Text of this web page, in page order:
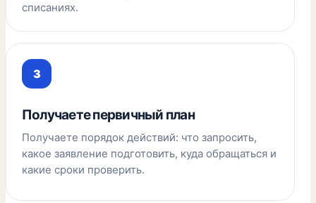
списаниях.
Получаете первичный план
Получаете порядок действий: что запросить,
какое заявление подготовить, куда обращаться и
какие сроки проверить.